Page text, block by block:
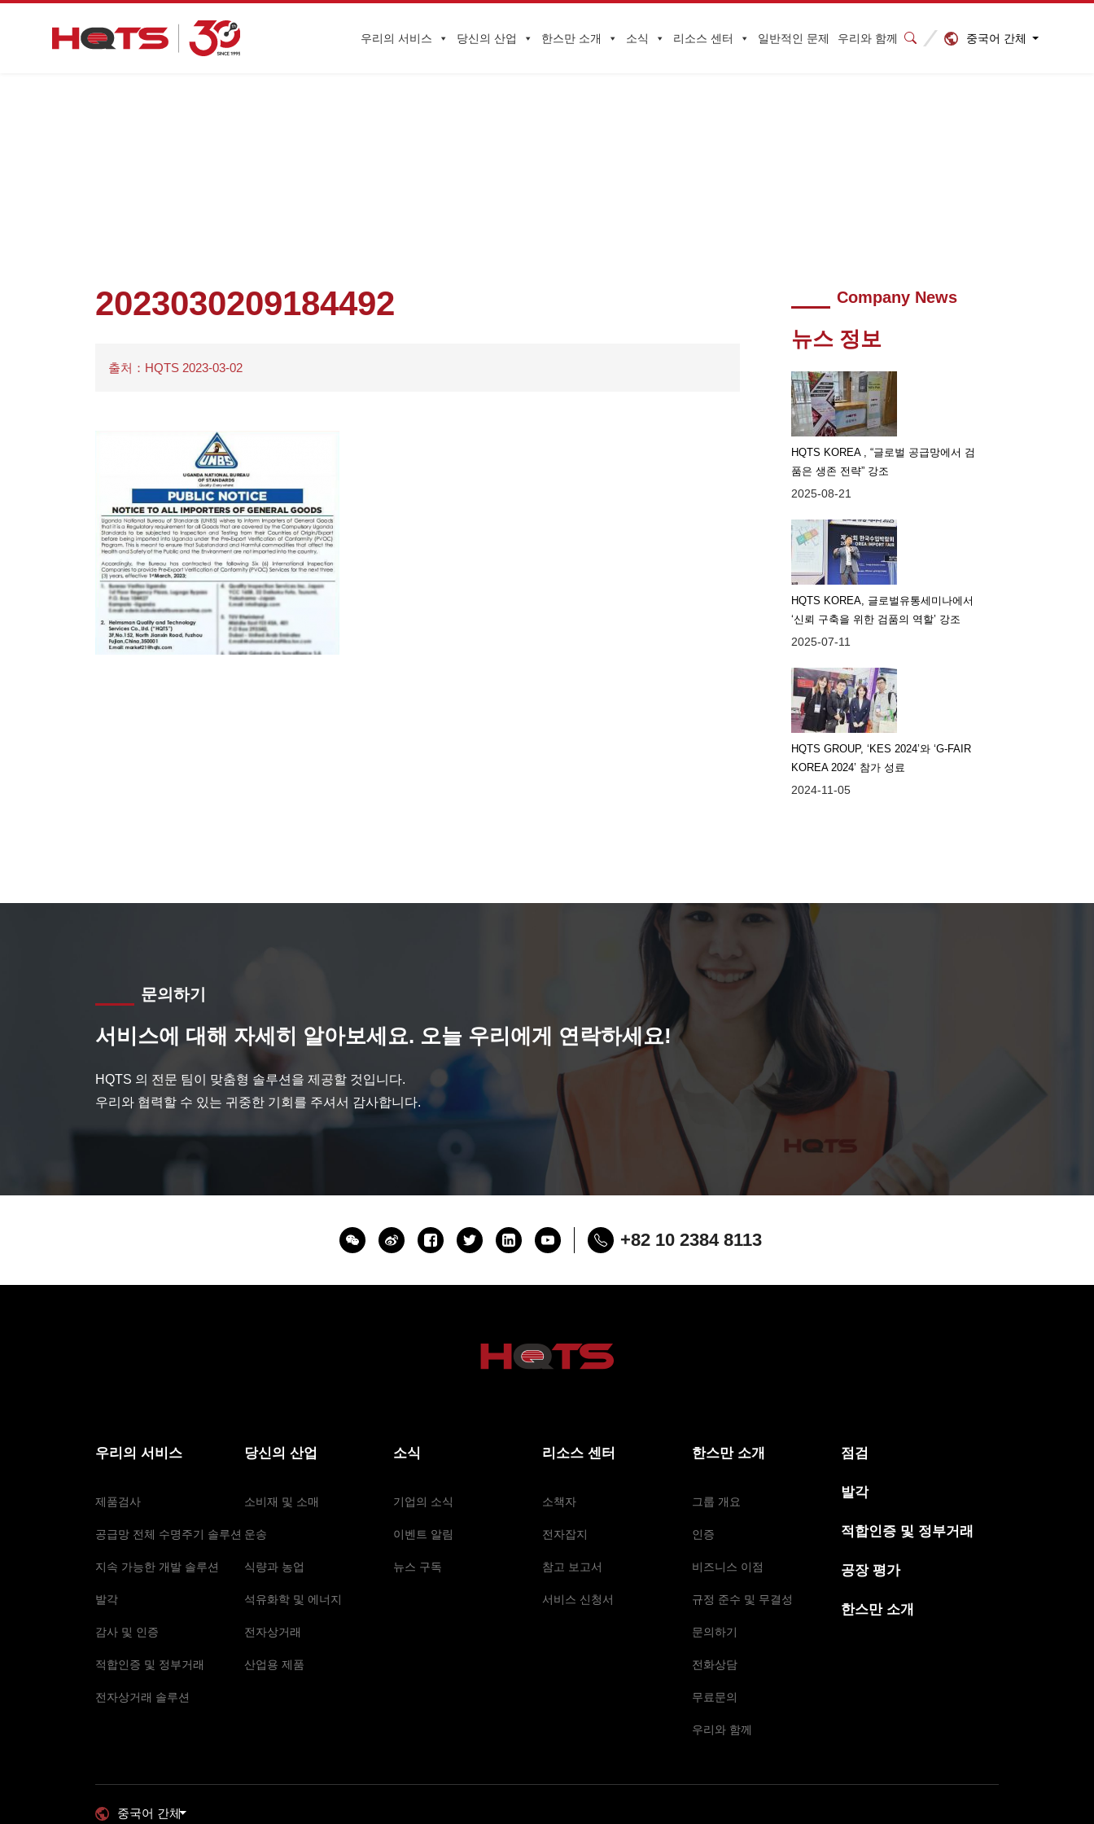
우리의 서비스 당신의 산업 한스만 소개 소식 리소스 센터 일반적인 문제 우리와 함께 중국어 간체
2023030209184492
출처：HQTS 2023-03-02
Company News
뉴스 정보
HQTS KOREA , “글로벌 공급망에서 검
품은 생존 전략” 강조
2025-08-21
HQTS KOREA, 글로벌유통세미나에서
‘신뢰 구축을 위한 검품의 역할’ 강조
2025-07-11
HQTS GROUP, ‘KES 2024’와 ‘G-FAIR
KOREA 2024’ 참가 성료
2024-11-05
문의하기
서비스에 대해 자세히 알아보세요. 오늘 우리에게 연락하세요!
HQTS 의 전문 팀이 맞춤형 솔루션을 제공할 것입니다.
우리와 협력할 수 있는 귀중한 기회를 주셔서 감사합니다.
+82 10 2384 8113
우리의 서비스
제품검사
공급망 전체 수명주기 솔루션
지속 가능한 개발 솔루션
발각
감사 및 인증
적합인증 및 정부거래
전자상거래 솔루션
당신의 산업
소비재 및 소매
운송
식량과 농업
석유화학 및 에너지
전자상거래
산업용 제품
소식
기업의 소식
이벤트 알림
뉴스 구독
리소스 센터
소책자
전자잡지
참고 보고서
서비스 신청서
한스만 소개
그룹 개요
인증
비즈니스 이점
규정 준수 및 무결성
문의하기
전화상담
무료문의
우리와 함께
점검
발각
적합인증 및 정부거래
공장 평가
한스만 소개
중국어 간체